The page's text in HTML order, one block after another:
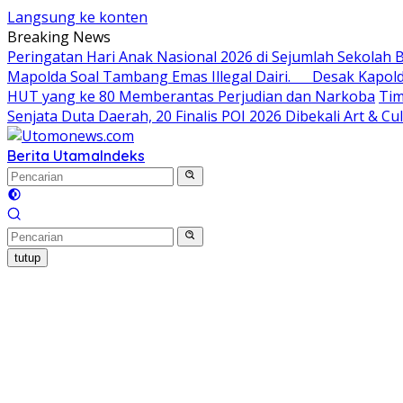
Langsung ke konten
Breaking News
Peringatan Hari Anak Nasional 2026 di Sejumlah Sekolah
Mapolda Soal Tambang Emas Illegal Dairi. Desak
HUT yang ke 80 Memberantas Perjudian dan Narkoba
Senjata Duta Daerah, 20 Finalis POI 2026 Dibekali Art &
Berita UtamaIndeks
tutup